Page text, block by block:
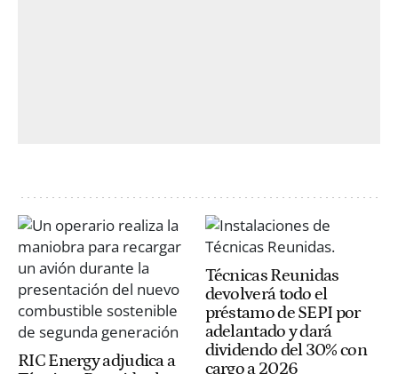
RIC Energy adjudica a
Técnicas Reunidas
devolverá todo el
préstamo de SEPI por
adelantado y dará
dividendo del 30% con
cargo a 2026